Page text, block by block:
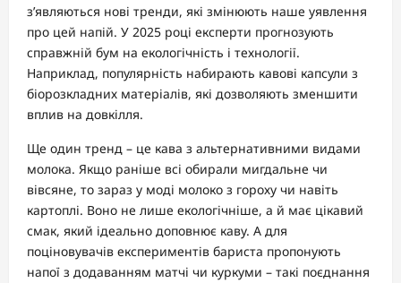
з’являються нові тренди, які змінюють наше уявлення
про цей напій. У 2025 році експерти прогнозують
справжній бум на екологічність і технології.
Наприклад, популярність набирають кавові капсули з
біорозкладних матеріалів, які дозволяють зменшити
вплив на довкілля.
Ще один тренд – це кава з альтернативними видами
молока. Якщо раніше всі обирали мигдальне чи
вівсяне, то зараз у моді молоко з гороху чи навіть
картоплі. Воно не лише екологічніше, а й має цікавий
смак, який ідеально доповнює каву. А для
поціновувачів експериментів бариста пропонують
напої з додаванням матчі чи куркуми – такі поєднання